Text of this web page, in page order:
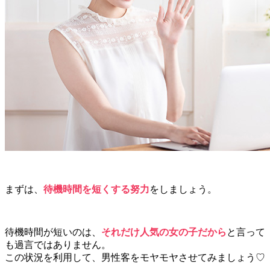
まずは、 待機時間を短くする努力をしましょう。
待機時間が短いのは、 それだけ人気の女の子だから と言って
も過言ではありません。
この状況を利用して、男性客をモヤモヤさせてみましょう♡